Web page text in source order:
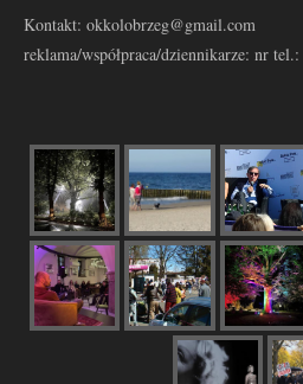
Kontakt: okkolobrzeg@gmail.com
reklama/współpraca/dziennikarze: nr tel.: